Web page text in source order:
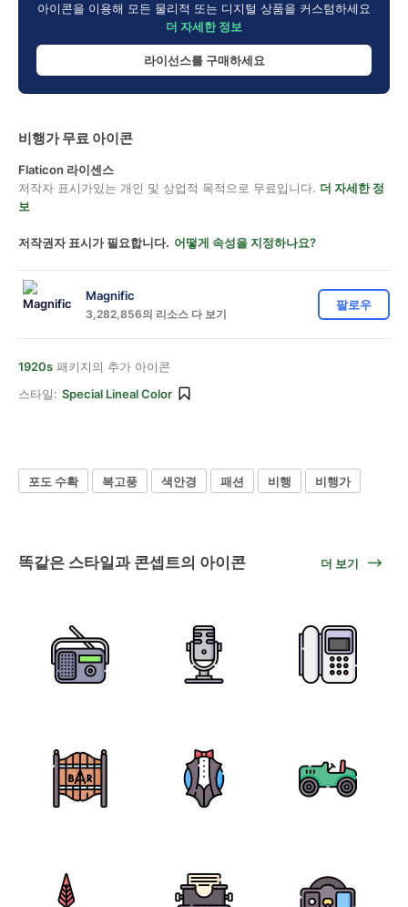
아이콘을 이용해 모든 물리적 또는 디지털 상품을 커스텀하세요
더 자세한 정보
라이선스를 구매하세요
비행가 무료 아이콘
Flaticon 라이센스
저작자 표시가있는 개인 및 상업적 목적으로 무료입니다. 더 자세한 정
보
저작권자 표시가 필요합니다. 어떻게 속성을 지정하나요?
Magnific
3,282,856의 리소스 다 보기
팔로우
1920s 패키지의 추가 아이콘
스타일: Special Lineal Color
포도 수확 복고풍 색안경 패션 비행 비행가
똑같은 스타일과 콘셉트의 아이콘 더 보기